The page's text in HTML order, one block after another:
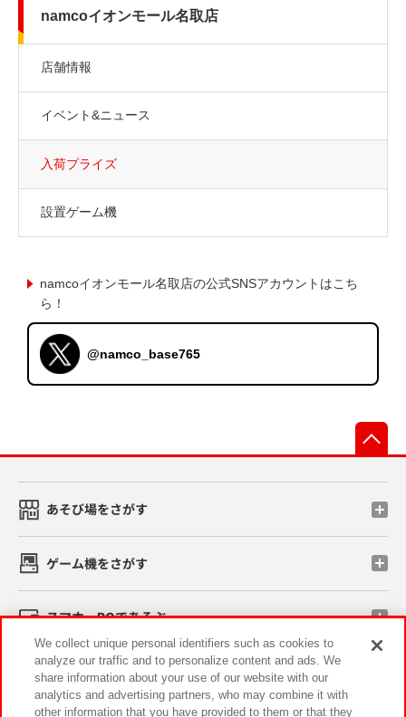
namcoイオンモール名取店
店舗情報
イベント&ニュース
入荷プライズ
設置ゲーム機
namcoイオンモール名取店の公式SNSアカウントはこち
ら！
@namco_base765
あそび場をさがす
ゲーム機をさがす
スマホ・PCであそぶ
イベント・キャンペーン
We collect unique personal identifiers such as cookies to
analyze our traffic and to personalize content and ads. We
share information about your use of our website with our
analytics and advertising partners, who may combine it with
other information that you have provided to them or that they